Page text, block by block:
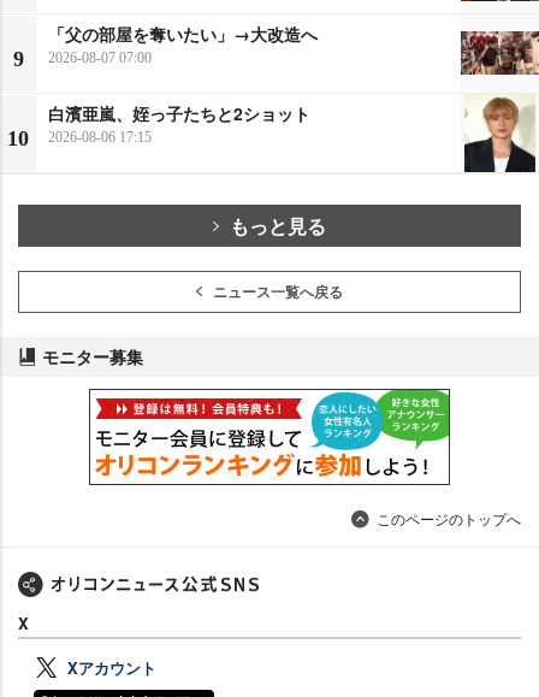
9
「父の部屋を奪いたい」→大改造へ
2026-08-07 07:00
10
白濱亜嵐、姪っ子たちと2ショット
2026-08-06 17:15
もっと見る
ニュース一覧へ戻る
モニター募集
このページのトップへ
X
Xアカウント